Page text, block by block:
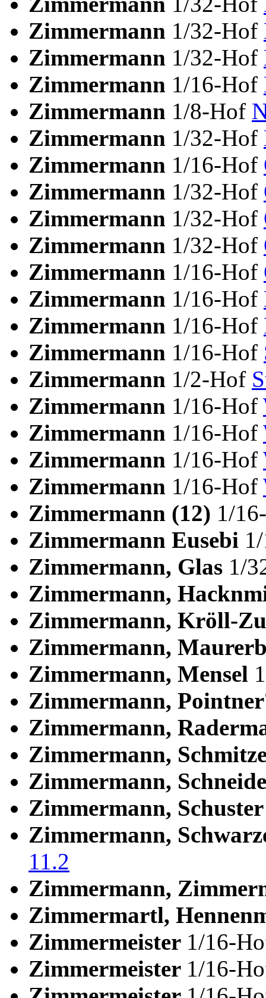
Zimmermann 1/32-Hof
Zimmermann 1/32-Hof
Zimmermann 1/16-Hof
Zimmermann 1/8-Hof
Zimmermann 1/32-Hof
Zimmermann 1/16-Hof
Zimmermann 1/32-Hof
Zimmermann 1/32-Hof
Zimmermann 1/32-Hof
Zimmermann 1/16-Hof
Zimmermann 1/16-Hof
Zimmermann 1/16-Hof
Zimmermann 1/16-Hof
Zimmermann 1/2-Hof
Zimmermann 1/16-Hof
Zimmermann 1/16-Hof
Zimmermann 1/16-Hof
Zimmermann 1/16-Hof
Zimmermann (12) 1/
Zimmermann Eusebi
Zimmermann, Glas 1/
Zimmermann,
Zimmermann, Kröll-
Zimmermann,
Zimmermann, Mensel
Zimmermann,
Zimmermann,
Zimmermann,
Zimmermann,
Zimmermann,
Zimmermann,
11.2
Zimmermann,
Zimmermartl,
Zimmermeister 1/16-
Zimmermeister 1/16-